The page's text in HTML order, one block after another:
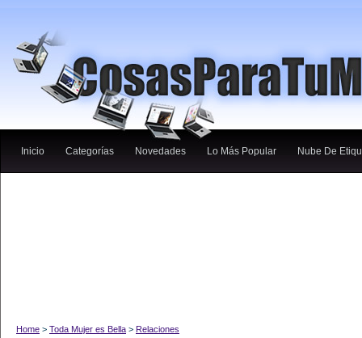
Inicio Categorías Novedades Lo Más Popular Nube De
Home > Toda Mujer es Bella > Relaciones